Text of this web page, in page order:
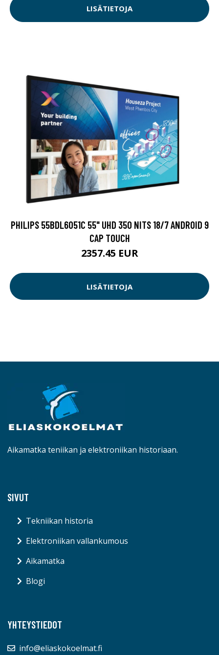
LISÄTIETOJA
PHILIPS 55BDL6051C 55" UHD 350 NITS 18/7 ANDROID 9
CAP TOUCH
2357.45 EUR
LISÄTIETOJA
Aikamatka teniikan ja elektroniikan historiaan.
SIVUT
Tekniikan historia
Elektroniikan vallankumous
Aikamatka
Blogi
YHTEYSTIEDOT
info@eliaskokoelmat.fi